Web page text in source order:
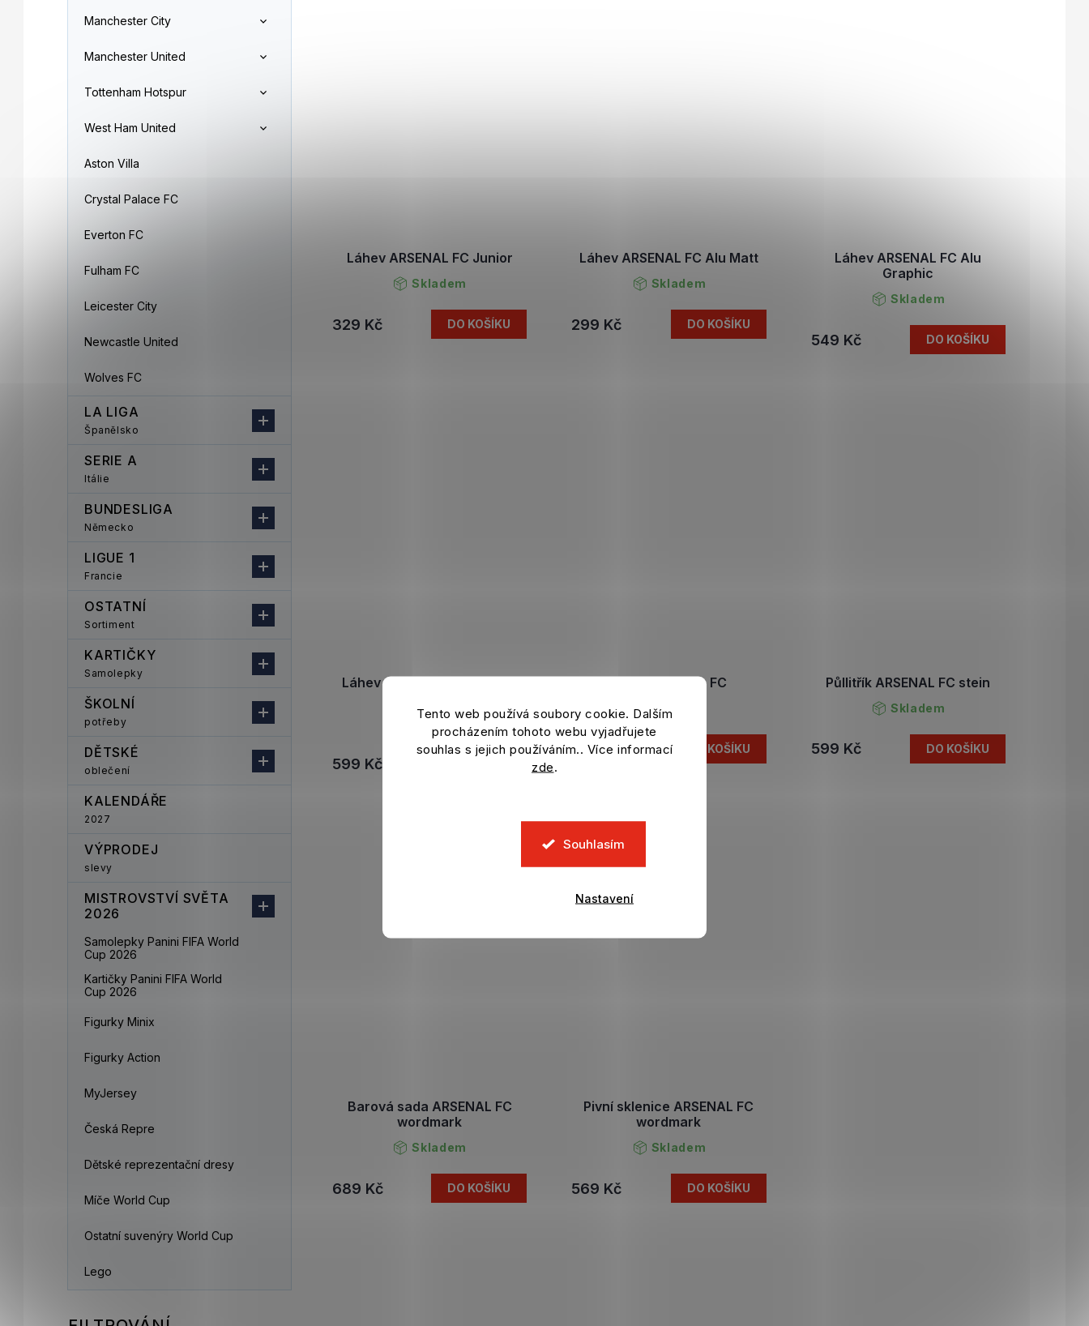
Tento web používá soubory cookie. Dalším
procházením tohoto webu vyjadřujete
souhlas s jejich používáním.. Více informací
zde.
Souhlasím
Nastavení
Manchester City
Manchester United
Tottenham Hotspur
West Ham United
Aston Villa
Crystal Palace FC
Everton FC
Fulham FC
Leicester City
Newcastle United
Wolves FC
LA LIGA
Španělsko
SERIE A
Itálie
BUNDESLIGA
Německo
LIGUE 1
Francie
OSTATNÍ
Sortiment
KARTIČKY
Samolepky
ŠKOLNÍ
potřeby
DĚTSKÉ
oblečení
KALENDÁŘE
2027
VÝPRODEJ
slevy
MISTROVSTVÍ SVĚTA
2026
Samolepky Panini FIFA World
Cup 2026
Kartičky Panini FIFA World
Cup 2026
Figurky Minix
Figurky Action
MyJersey
Česká Repre
Dětské reprezentační dresy
Míče World Cup
Ostatní suvenýry World Cup
Lego
Láhev ARSENAL FC Junior
Skladem
329 Kč DO KOŠÍKU
Láhev ARSENAL FC Alu Matt
Skladem
299 Kč DO KOŠÍKU
Láhev ARSENAL FC Alu
Graphic
Skladem
549 Kč DO KOŠÍKU
Láhev ARSENAL FC metallic
599 Kč
Pinta ARSENAL FC
Skladem
439 Kč DO KOŠÍKU
Půllitřík ARSENAL FC stein
Skladem
599 Kč DO KOŠÍKU
Barová sada ARSENAL FC
wordmark
Skladem
689 Kč DO KOŠÍKU
Pivní sklenice ARSENAL FC
wordmark
Skladem
569 Kč DO KOŠÍKU